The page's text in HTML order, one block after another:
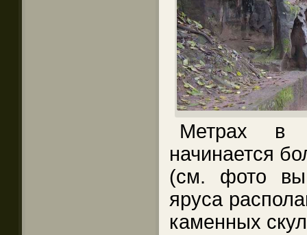
Метрах в
начинается
(см. фото
яруса
каменных